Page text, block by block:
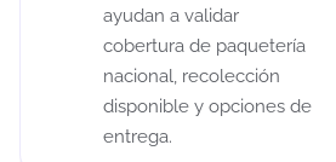
ayudan a validar
cobertura de paquetería
nacional, recolección
disponible y opciones de
entrega.